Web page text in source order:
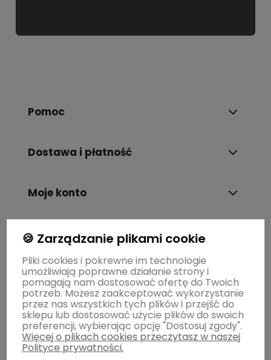
Pomoc
Dostawa i płatność
Moje konto
Gwarancja i zwroty
O firmie
🍪 Zarządzanie plikami cookie
Pliki cookies i pokrewne im technologie
umożliwiają poprawne działanie strony i
pomagają nam dostosować ofertę do Twoich
potrzeb. Możesz zaakceptować wykorzystanie
przez nas wszystkich tych plików i przejść do
sklepu lub dostosować użycie plików do swoich
preferencji, wybierając opcję "Dostosuj zgody".
Więcej o plikach cookies przeczytasz w naszej
Polityce prywatności.